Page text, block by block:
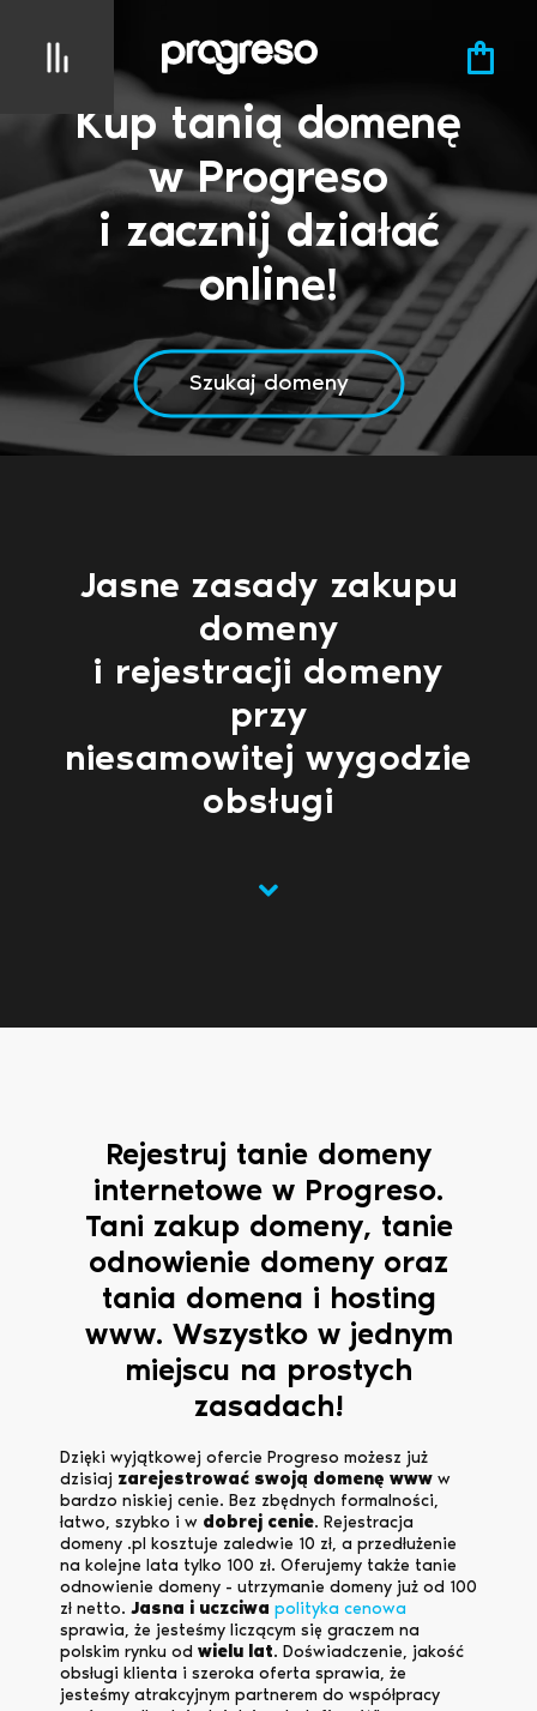
Kup tanią domenę
w Progreso
i zacznij działać
online!
Szukaj domeny
Jasne zasady zakupu
domeny
i rejestracji domeny
przy
niesamowitej wygodzie
obsługi
Rejestruj tanie domeny
internetowe w Progreso.
Tani zakup domeny, tanie
odnowienie domeny oraz
tania domena i hosting
www. Wszystko w jednym
miejscu na prostych
zasadach!
Dzięki wyjątkowej ofercie Progreso możesz już
dzisiaj zarejestrować swoją domenę www w
bardzo niskiej cenie. Bez zbędnych formalności,
łatwo, szybko i w dobrej cenie. Rejestracja
domeny .pl kosztuje zaledwie 10 zł, a przedłużenie
na kolejne lata tylko 100 zł. Oferujemy także tanie
odnowienie domeny - utrzymanie domeny już od 100
zł netto. Jasna i uczciwa polityka cenowa
sprawia, że jesteśmy liczącym się graczem na
polskim rynku od wielu lat. Doświadczenie, jakość
obsługi klienta i szeroka oferta sprawia, że
jesteśmy atrakcyjnym partnerem do współpracy